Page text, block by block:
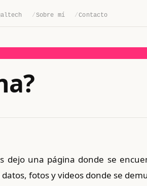
/Sobre mí /Contacto
dejo una página donde se
fotos y videos donde se